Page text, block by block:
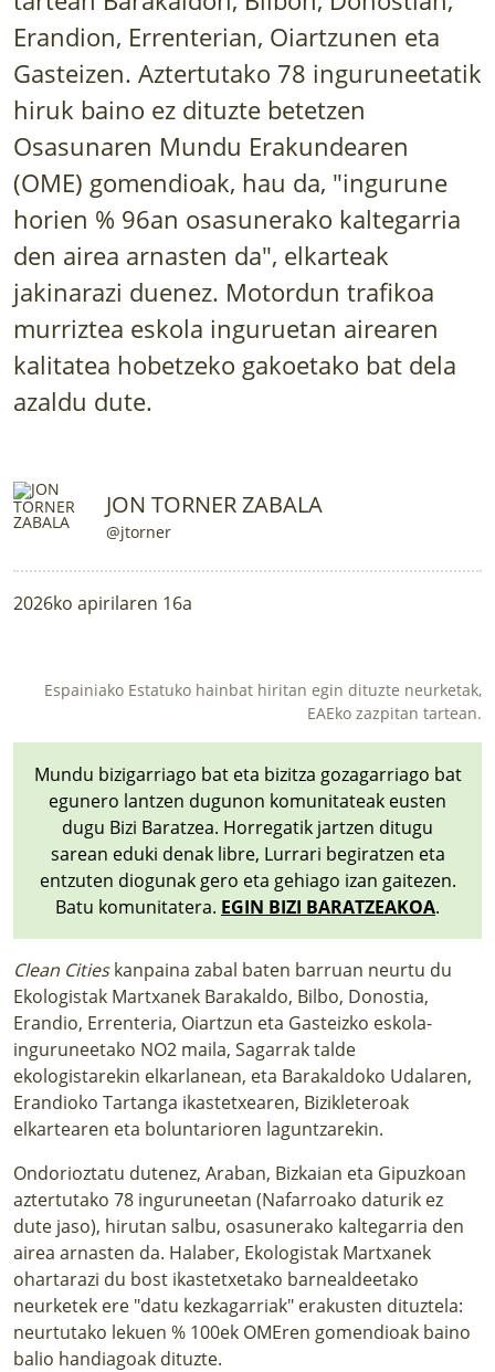
LURRAREN AGENDA
AZOKA
Erandion, Errenterian, Oiartzunen eta
Gasteizen. Aztertutako 78 inguruneetatik
hiruk baino ez dituzte betetzen
Osasunaren Mundu Erakundearen
(OME) gomendioak, hau da, "ingurune
horien % 96an osasunerako kaltegarria
den airea arnasten da", elkarteak
jakinarazi duenez. Motordun trafikoa
murriztea eskola inguruetan airearen
kalitatea hobetzeko gakoetako bat dela
azaldu dute.
JON TORNER ZABALA
@jtorner
2026ko apirilaren 16a
Espainiako Estatuko hainbat hiritan egin dituzte neurketak,
EAEko zazpitan tartean.
Mundu bizigarriago bat eta bizitza gozagarriago bat
egunero lantzen dugunon komunitateak eusten
dugu Bizi Baratzea. Horregatik jartzen ditugu
sarean eduki denak libre, Lurrari begiratzen eta
entzuten diogunak gero eta gehiago izan gaitezen.
Batu komunitatera. EGIN BIZI BARATZEAKOA.
Clean Citieskanpaina zabal baten barruan neurtu du
Ekologistak Martxanek Barakaldo, Bilbo, Donostia,
Erandio, Errenteria, Oiartzun eta Gasteizko eskola-
inguruneetako NO2 maila, Sagarrak talde
ekologistarekin elkarlanean, eta Barakaldoko Udalaren,
Erandioko Tartanga ikastetxearen, Bizikleteroak
elkartearen eta boluntarioren laguntzarekin.
Ondorioztatu dutenez, Araban, Bizkaian eta Gipuzkoan
aztertutako 78 inguruneetan (Nafarroako daturik ez
dute jaso), hirutan salbu, osasunerako kaltegarria den
airea arnasten da. Halaber, Ekologistak Martxanek
ohartarazi du bost ikastetxetako barnealdeetako
neurketek ere "datu kezkagarriak" erakusten dituztela:
neurtutako lekuen % 100ek OMEren gomendioak baino
balio handiagoak dituzte.